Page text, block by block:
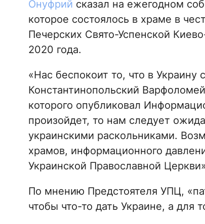
Онуфрий сказал на ежегодном
которое состоялось в храме в
Печерских Свято-Успенской
2020 года.
«Нас беспокоит то, что в Украину
Константинопольский
которого опубликовал
произойдет, то нам следует
украинскими раскольниками.
храмов, информационного
Украинской Православной
По мнению Предстоятеля УПЦ,
чтобы что-то дать Украине, а для